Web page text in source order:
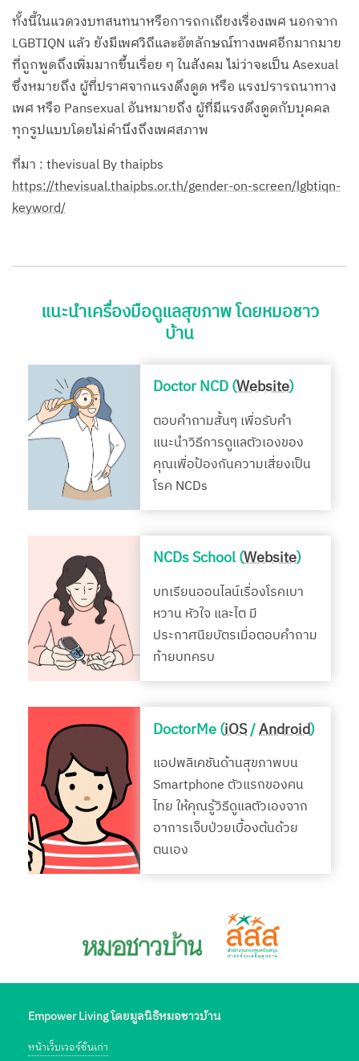
ทั้งนี้ในแวดวงบทสนทนาหรือการถกเถียงเรื่องเพศ นอกจาก
LGBTIQN แล้ว ยังมีเพศวิถีและอัตลักษณ์ทางเพศอีกมากมาย
ที่ถูกพูดถึงเพิ่มมากขึ้นเรื่อย ๆ ในสังคม ไม่ว่าจะเป็น Asexual
ซึ่งหมายถึง ผู้ที่ปราศจากแรงดึงดูด หรือ แรงปรารถนาทาง
เพศ หรือ Pansexual อันหมายถึง ผู้ที่มีแรงดึงดูดกับบุคคล
ทุกรูปแบบโดยไม่คำนึงถึงเพศสภาพ
ที่มา : thevisual By thaipbs
https://thevisual.thaipbs.or.th/gender-on-screen/lgbtiqn-
keyword/
แนะนำเครื่องมือดูแลสุขภาพ โดยหมอชาว
บ้าน
Doctor NCD (Website)
ตอบคำถามสั้นๆ เพื่อรับคำ
แนะนำวิธีการดูแลตัวเองของ
คุณเพื่อป้องกันความเสี่ยงเป็น
โรค NCDs
NCDs School (Website)
บทเรียนออนไลน์เรื่องโรคเบา
หวาน หัวใจ และไต มี
ประกาศนียบัตรเมื่อตอบคำถาม
ท้ายบทครบ
DoctorMe (iOS/Android)
แอปพลิเคชันด้านสุขภาพบน
Smartphone ตัวแรกของคน
ไทย ให้คุณรู้วิธีดูแลตัวเองจาก
อาการเจ็บป่วยเบื้องต้นด้วย
ตนเอง
Empower Living โดยมูลนิธิหมอชาวบ้าน
หน้าเว็บเวอร์ชั่นเก่า